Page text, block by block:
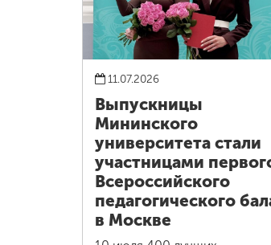
11.07.2026
Выпускницы
Мининского
университета стали
участницами
Всероссийского
педагогического
в Москве